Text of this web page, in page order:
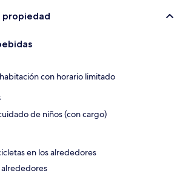
propiedad
con horario limitado
de niños (con cargo)
en los alrededores
alrededores